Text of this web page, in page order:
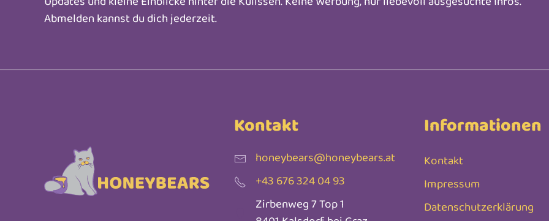
Abmelden kannst du dich jederzeit.
Kontakt
honeybears@honeybears.at
+43 676 324 04 93
Zirbenweg 7 Top 1
Informationen
Kontakt
Impressum
Datenschutzerklärung